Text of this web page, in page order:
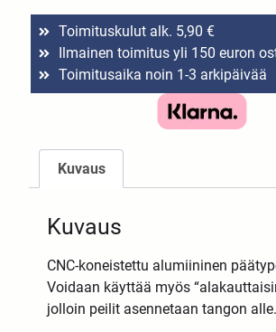
Toimituskulut alk. 5,90 €
Ilmainen toimitus yli 150 euron
Toimitusaika noin 1-3 arkipäivää
Kuvaus
Kuvaus
CNC-koneistettu alumiininen
Voidaan käyttää myös
jolloin peilit asennetaan tangon alle.